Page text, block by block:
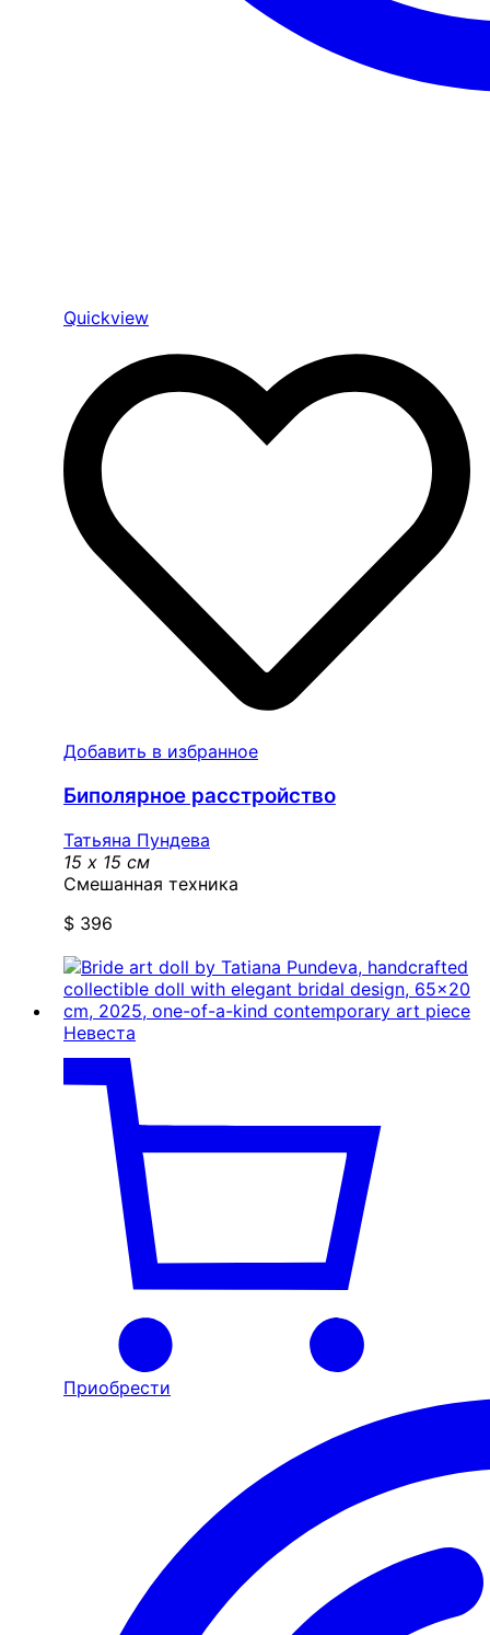
Quickview
Добавить в избранное
Биполярное расстройство
Татьяна Пундева
15 x 15 см
Смешанная техника
$ 396
Невеста
Приобрести